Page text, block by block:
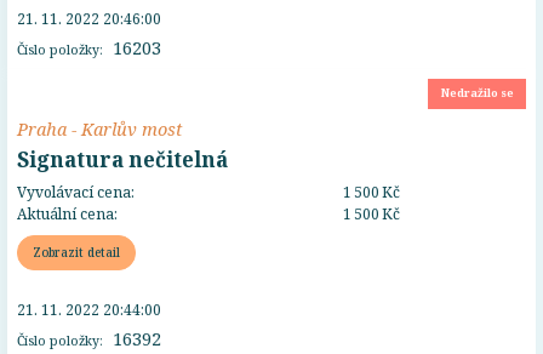
Číslo položky: 16203
21. 11. 2022 20:46:00
Nedražilo se
Praha - Karlův most
Signatura nečitelná
Vyvolávací cena:
1 500 Kč
Aktuální cena:
1 500 Kč
Zobrazit detail
Číslo položky: 16392
21. 11. 2022 20:44:00